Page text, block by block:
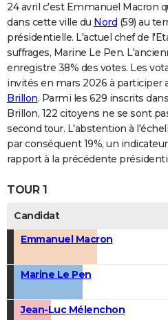
24 avril c'est Emmanuel Macron
dans cette ville du Nord (59) au
présidentielle. L'actuel chef de
suffrages, Marine Le Pen.
enregistre 38% des votes. Les
invités en mars 2026 à participer
Brillon. Parmi les 629 inscrits
Brillon, 122 citoyens ne se sont
second tour. L'abstention à
par conséquent 19%, un
rapport à la précédente
TOUR 1
Candidat
Emmanuel Macron
Marine Le Pen
Jean-Luc Mélenchon